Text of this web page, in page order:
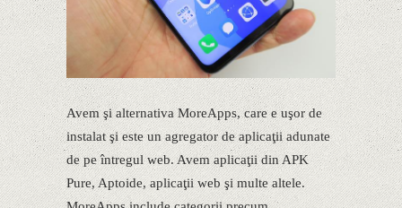
Avem şi alternativa MoreApps, care e uşor de
instalat şi este un agregator de aplicaţii adunate
de pe întregul web. Avem aplicaţii din APK
Pure, Aptoide, aplicaţii web şi multe altele.